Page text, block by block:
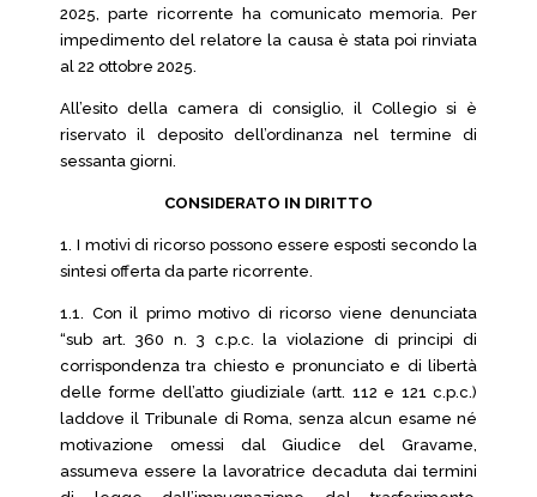
2025, parte ricorrente ha comunicato memoria. Per
impedimento del relatore la causa è stata poi rinviata
al 22 ottobre 2025.
All’esito della camera di consiglio, il Collegio si è
riservato il deposito dell’ordinanza nel termine di
sessanta giorni.
CONSIDERATO IN DIRITTO
1. I motivi di ricorso possono essere esposti secondo la
sintesi offerta da parte ricorrente.
1.1. Con il primo motivo di ricorso viene denunciata
“sub art. 360 n. 3 c.p.c. la violazione di principi di
corrispondenza tra chiesto e pronunciato e di libertà
delle forme dell’atto giudiziale (artt. 112 e 121 c.p.c.)
laddove il Tribunale di Roma, senza alcun esame né
motivazione omessi dal Giudice del Gravame,
assumeva essere la lavoratrice decaduta dai termini